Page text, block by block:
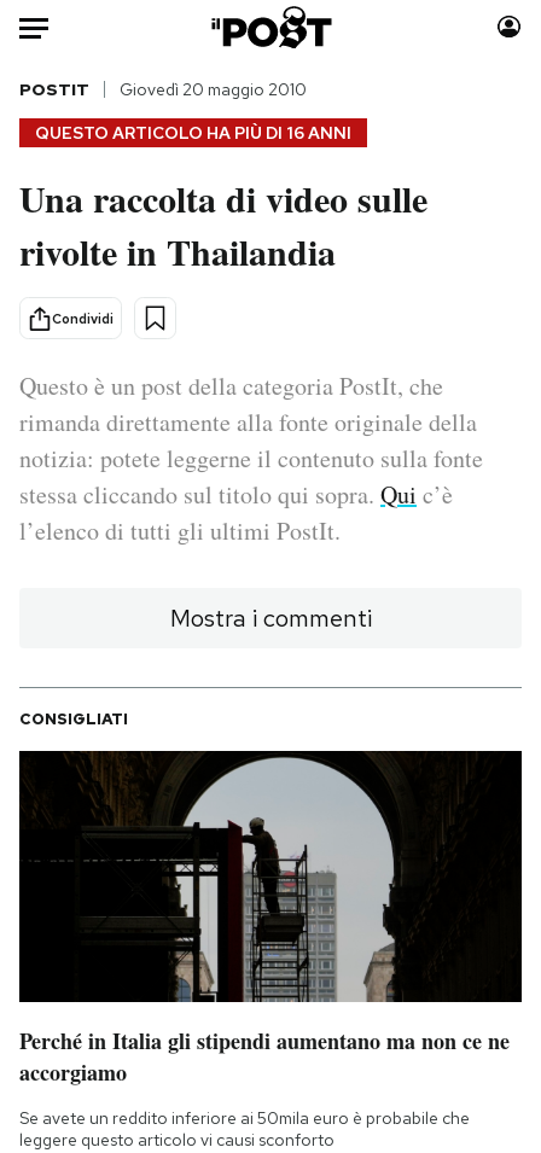
Auto
HOME
Italia
Politica
Tecnologia
Internet
Scienza
Cultura
Moda
Consumismi
Media
Europa
I MIEI PREFERITI
SHOP
AREA PERSONALE
Area Personale
Newsletter
Regala il Post
QUESTO ARTICOLO HA PIÙ DI 16 ANNI
POSTIT Giovedì 20 maggio 2010
Una raccolta di video sulle
rivolte in Thailandia
Condividi
Questo è un post della categoria PostIt, che
rimanda direttamente alla fonte originale della
notizia: potete leggerne il contenuto sulla fonte
stessa cliccando sul titolo qui sopra. Qui c’è
l’elenco di tutti gli ultimi PostIt.
Mostra i commenti
CONSIGLIATI
Perché in Italia gli stipendi aumentano ma non ce ne
accorgiamo
Se avete un reddito inferiore ai 50mila euro è probabile che
leggere questo articolo vi causi sconforto